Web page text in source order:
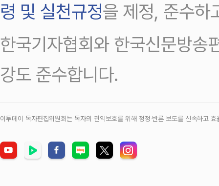
령 및 실천규정을 제정, 준수하
한국기자협회와 한국신문방송
강도 준수합니다.
이투데이 독자편집위원회는 독자의 권익보호를 위해 정정‧반론 보도를 신속하고